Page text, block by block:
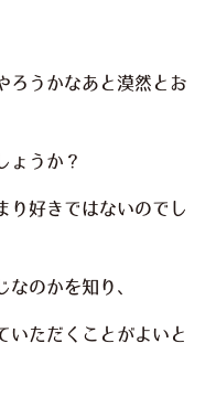
ろうかなあと漠然とお
ょうか？
り好きではないのでし
なのかを知り、
いただくことがよいと